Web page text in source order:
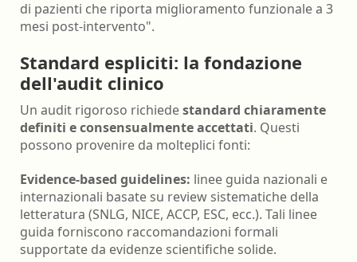
di pazienti che riporta miglioramento funzionale a 3
mesi post-intervento".
Standard espliciti: la fondazione
dell'audit clinico
Un audit rigoroso richiedestandard chiaramente
definiti e consensualmente accettati. Questi
possono provenire da molteplici fonti:
Evidence-based guidelines: linee guida nazionali e
internazionali basate su review sistematiche della
letteratura (SNLG, NICE, ACCP, ESC, ecc.). Tali linee
guida forniscono raccomandazioni formali
supportate da evidenze scientifiche solide.